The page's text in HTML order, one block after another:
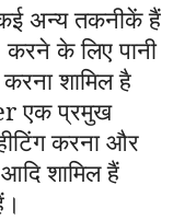
अन्य तकनीकें हैं
के लिए पानी
शामिल है
एक प्रमुख
करना और
शामिल हैं